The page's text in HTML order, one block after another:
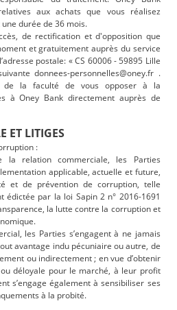
aux achats que vous réalisez
durée de 36 mois.
de rectification et d'opposition que
et gratuitement auprès du service
postale: « CS 60006 - 59895 Lille
donnees-personnelles@oney.fr .
de la faculté de vous opposer à la
à Oney Bank directement auprès de
ET LITIGES
:
la relation commerciale, les Parties
applicable, actuelle et future,
et de prévention de corruption, telle
édictée par la loi Sapin 2 n° 2016-1691
la lutte contre la corruption et
les Parties s’engagent à ne jamais
avantage indu pécuniaire ou autre, de
ou indirectement ; en vue d’obtenir
déloyale pour le marché, à leur profit
s’engage également à sensibiliser ses
à la probité.